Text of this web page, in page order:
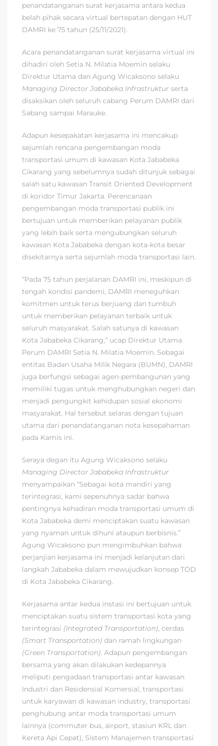
penandatanganan surat kerjasama antara kedua
belah pihak secara virtual bertepatan dengan HUT
DAMRI ke 75 tahun (25/11/2021).
Acara penandatanganan surat kerjasama virtual ini
dihadiri oleh Setia N. Milatia Moemin selaku
Direktur Utama dan Agung Wicaksono selaku
Managing Director Jababeka Infrastruktur serta
disaksikan oleh seluruh cabang Perum DAMRI dari
Sabang sampai Marauke.
Adapun kesepakatan kerjasama ini mencakup
sejumlah rencana pengembangan moda
transportasi umum di kawasan Kota Jababeka
Cikarang yang sebelumnya sudah ditunjuk sebagai
salah satu kawasan Transit Oriented Development
di koridor Timur Jakarta. Perencanaan
pengembangan moda transportasi publik ini
bertujuan untuk memberikan pelayanan publik
yang lebih baik serta mengubungkan seluruh
kawasan Kota Jababeka dengan kota-kota besar
disekitarnya serta sejumlah moda transportasi lain.
“Pada 75 tahun perjalanan DAMRI ini, meskipun di
tengah kondisi pandemi, DAMRI meneguhkan
komitmen untuk terus berjuang dan tumbuh
untuk memberikan pelayanan terbaik untuk
seluruh masyarakat. Salah satunya di kawasan
Kota Jababeka Cikarang,” ucap Direktur Utama
Perum DAMRI Setia N. Milatia Moemin. Sebagai
entitas Badan Usaha Milik Negara (BUMN), DAMRI
juga berfungsi sebagai agen-pembangunan yang
memiliki tugas untuk menghubungkan negeri dan
menjadi pengungkit kehidupan sosial ekonomi
masyarakat. Hal tersebut selaras dengan tujuan
utama dari penandatanganan nota kesepahaman
pada Kamis ini.
Seraya degan itu Agung Wicaksono selaku
Managing Director Jababeka Infrastruktur
menyampaikan “Sebagai kota mandiri yang
terintegrasi, kami sepenuhnya sadar bahwa
pentingnya kehadiran moda transportasi umum di
Kota Jababeka demi menciptakan suatu kawasan
yang nyaman untuk dihuni ataupun berbisnis.”
Agung Wicaksono pun mengimbuhkan bahwa
perjanjian kerjasama ini menjadi kelanjutan dari
langkah Jababeka dalam mewujudkan konsep TOD
di Kota Jababeka Cikarang.
Kerjasama antar kedua instasi ini bertujuan untuk
menciptakan suatu sistem transportasi kota yang
terintegrasi (Integrated Transportation), cerdas
(Smart Transportation) dan ramah lingkungan
(Green Transportation). Adapun pengembangan
bersama yang akan dilakukan kedepannya
meliputi pengadaan transportasi antar kawasan
Industri dan Residensial Komersial, transportasi
untuk karyawan di kawasan industry, transportasi
penghubung antar moda transportasi umum
lainnya (commuter bus, airport, stasiun KRL dan
Kereta Api Cepat), Sistem Manajemen transportasi